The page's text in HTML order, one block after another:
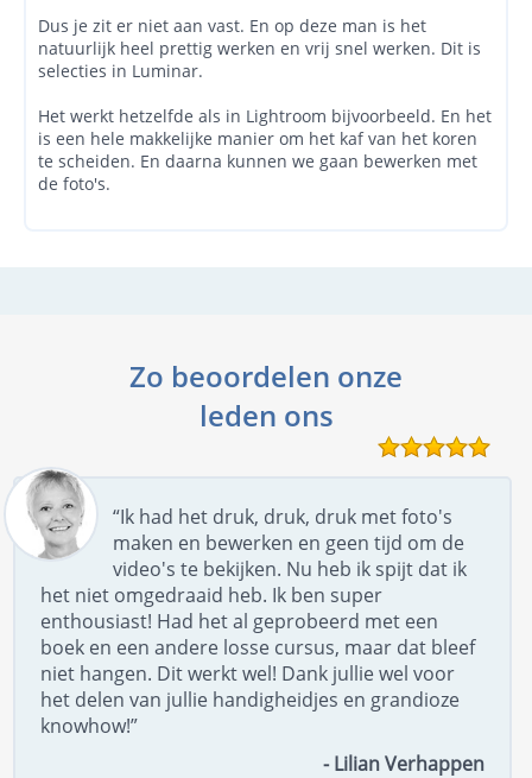
Dus je zit er niet aan vast. En op deze man is het
natuurlijk heel prettig werken en vrij snel werken. Dit is
selecties in Luminar.
Het werkt hetzelfde als in Lightroom bijvoorbeeld. En het
is een hele makkelijke manier om het kaf van het koren
te scheiden. En daarna kunnen we gaan bewerken met
de foto's.
Zo beoordelen onze
leden ons
“Ik had het druk, druk, druk met foto's
maken en bewerken en geen tijd om de
video's te bekijken. Nu heb ik spijt dat ik
het niet omgedraaid heb. Ik ben super
enthousiast! Had het al geprobeerd met een
boek en een andere losse cursus, maar dat bleef
niet hangen. Dit werkt wel! Dank jullie wel voor
het delen van jullie handigheidjes en grandioze
knowhow!”
- Lilian Verhappen